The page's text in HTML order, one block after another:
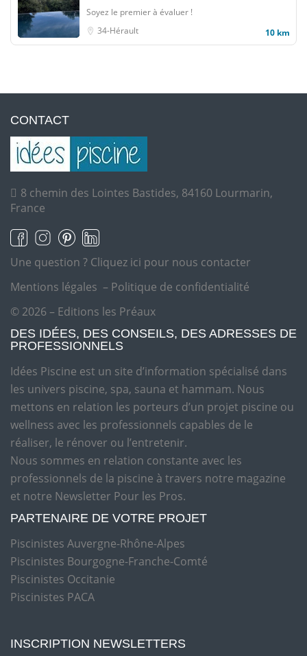
Soyez le premier à évaluer !
34-Hérault
10 km
CONTACT
8 chemin des Lointes Bastides, 84160 Lourmarin,
France
Une question ? Cliquez ici pour nous contacter
Mentions légales – Politique de confidentialité
© 2026 – Editions les Préaux
DES IDÉES, DES CONSEILS, DES ADRESSES DE
PROFESSIONNELS
Idées Piscine est un site d’information spécialisé dans
les univers piscine, spa, sauna et hammam. Nous
mettons en relation les porteurs d’un projet piscine ou
wellness avec les professionnels capables de le
réaliser, le rénover ou l’entretenir.
Nous sommes en relation constante avec les
professionnels de la piscine à travers notre magazine
et notre Newsletter Pour les Pros.
PARTENAIRE DE VOTRE PROJET
Piscinistes Auvergne-Rhône-Alpes
Piscinistes Bourgogne-Franche-Comté
Piscinistes Occitanie
Piscinistes PACA
INSCRIPTION NEWSLETTERS